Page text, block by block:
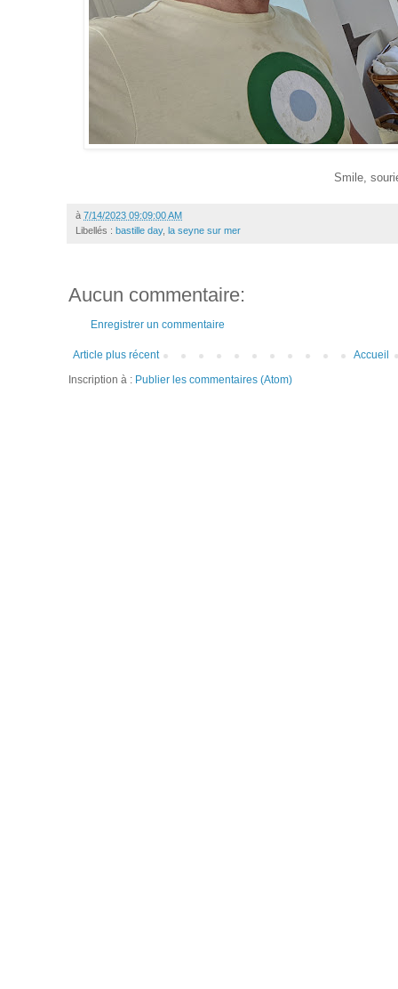
Smile,
à 7/14/2023 09:09:00 AM
Libellés : bastille day, la seyne sur mer
Aucun commentaire:
Enregistrer un commentaire
Article plus récent
Accueil
Inscription à : Publier les commentaires (Atom)